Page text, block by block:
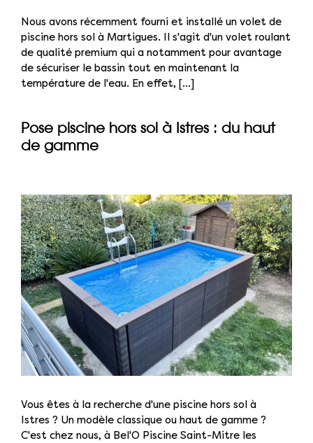
Nous avons récemment fourni et installé un volet de
piscine hors sol à Martigues. Il s'agit d'un volet roulant
de qualité premium qui a notamment pour avantage
de sécuriser le bassin tout en maintenant la
température de l'eau. En effet, [...]
Pose piscine hors sol à Istres : du haut
de gamme
Vous êtes à la recherche d'une piscine hors sol à
Istres ? Un modèle classique ou haut de gamme ?
C'est chez nous, à Bel'O Piscine Saint-Mitre les